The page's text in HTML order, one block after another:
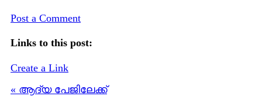
Post a Comment
Links to this post:
Create a Link
« ആദ്യ പേജിലേക്ക്